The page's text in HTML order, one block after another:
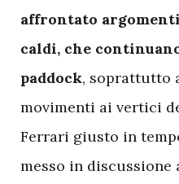
affrontato
caldi, che
paddock, soprattutto
movimenti ai vertici
Ferrari giusto in
messo in